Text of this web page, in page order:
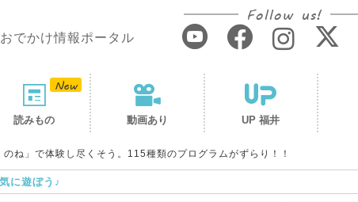
でかけ情報ポータル
Follow us!
読みもの 動画あり UP 福井
ね」で体験し尽くそう。115種類のプログラムがずらり！！
に遊ぼう♪